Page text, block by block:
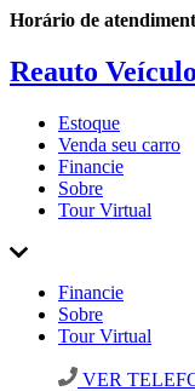
Horário de
Reauto
Estoque
Venda seu carro
Financie
Sobre
Tour Virtual
Financie
Sobre
Tour Virtual
VER